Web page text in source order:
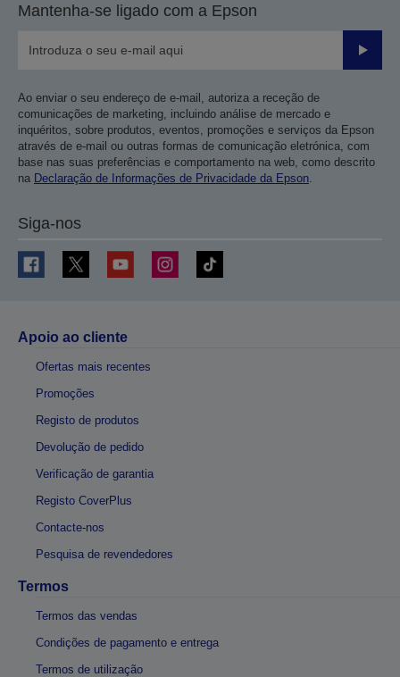
Mantenha-se ligado com a Epson
Enviar
Ao enviar o seu endereço de e-mail, autoriza a receção de
comunicações de marketing, incluindo análise de mercado e
inquéritos, sobre produtos, eventos, promoções e serviços da Epson
através de e-mail ou outras formas de comunicação eletrónica, com
base nas suas preferências e comportamento na web, como descrito
na Declaração de Informações de Privacidade da Epson
Siga-nos
Apoio ao cliente
Ofertas mais recentes
Promoções
Registo de produtos
Devolução de pedido
Verificação de garantia
Registo CoverPlus
Contacte-nos
Pesquisa de revendedores
Termos
Termos das vendas
Condições de pagamento e entrega
Termos de utilização